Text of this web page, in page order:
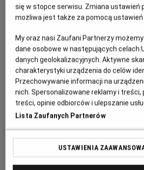
Data/Start: 15.08.2025 godz. 20:00;
około godz. 0:50
Filmy:
HARRY POTTER I INSYGNIA
HARRY POTTER I INSYGNIA
Nie czekaj na sowę! Łap bilet i…
czarodziejskie lato w historii NMF! Czy
gotowi?
FILMY WYDARZENIA
się w stopce serwisu. Zmiana ustawień
możliwa jest także za pomocą ustawień
My oraz nasi Zaufani Partnerzy
dane osobowe w następujących celach:
danych geolokalizacyjnych. Aktywne
charakterystyki urządzenia do celów
Przechowywanie informacji na
nich. Spersonalizowane reklamy i treści,
treści, opinie odbiorców i ulepszanie
Lista Zaufanych Partnerów
USTAWIENIA